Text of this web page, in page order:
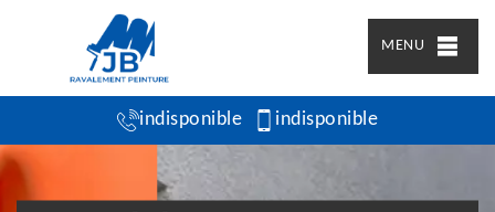
MENU
indisponible indisponible